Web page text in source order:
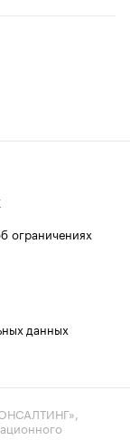
ограничениях
данных